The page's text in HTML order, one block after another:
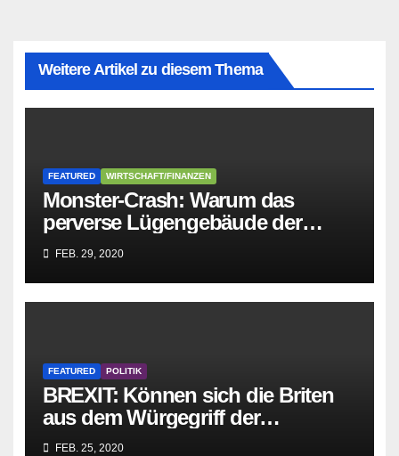
Weitere Artikel zu diesem Thema
FEATURED WIRTSCHAFT/FINANZEN
Monster-Crash: Warum das
perverse Lügengebäude der
Sozialisten in sich
zusammenbricht!
FEB. 29, 2020
FEATURED POLITIK
BREXIT: Können sich die Briten
aus dem Würgegriff der
parasitären EU-Mafia befreien?
FEB. 25, 2020